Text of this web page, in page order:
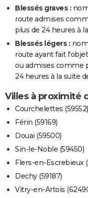
Blessés graves :
route admises
plus de 24 heures à
Blessés légers :
route ayant fait
ou admises comme
24 heures à la suite
Villes à proximité
Courchelettes (59552)
Férin (59169)
Douai (59500)
Sin-le-Noble (59450)
Flers-en-Escrebieux
Dechy (59187)
Vitry-en-Artois